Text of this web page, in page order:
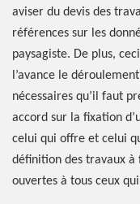
aviser du devis des
références sur les
paysagiste. De plus,
l’avance le
nécessaires qu’il faut
accord sur la fixation
celui qui offre et celui
définition des travaux à
ouvertes à tous ceux